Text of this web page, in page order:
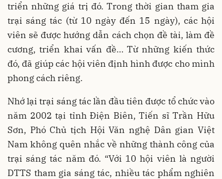
triển những giá trị đó. Trong thời gian tham gia
trại sáng tác (từ 10 ngày đến 15 ngày), các hội
viên sẽ được hướng dẫn cách chọn đề tài, làm đề
cương, triển khai vấn đề… Từ những kiến thức
đó, đã giúp các hội viên định hình được cho mình
phong cách riêng.
Nhớ lại trại sáng tác lần đầu tiên được tổ chức vào
năm 2002 tại tỉnh Điện Biên, Tiến sĩ Trần Hữu
Sơn, Phó Chủ tịch Hội Văn nghệ Dân gian Việt
Nam không quên nhắc về những thành công của
trại sáng tác năm đó. “Với 10 hội viên là người
DTTS tham gia sáng tác, nhiều tác phẩm nghiên